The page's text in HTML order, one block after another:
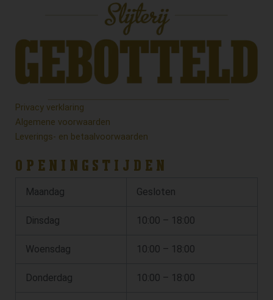
Privacy verklaring
Algemene voorwaarden
Leverings- en betaalvoorwaarden
OPENINGSTIJDEN
Maandag Gesloten
Dinsdag 10:00 – 18:00
Woensdag 10:00 – 18:00
Donderdag 10:00 – 18:00